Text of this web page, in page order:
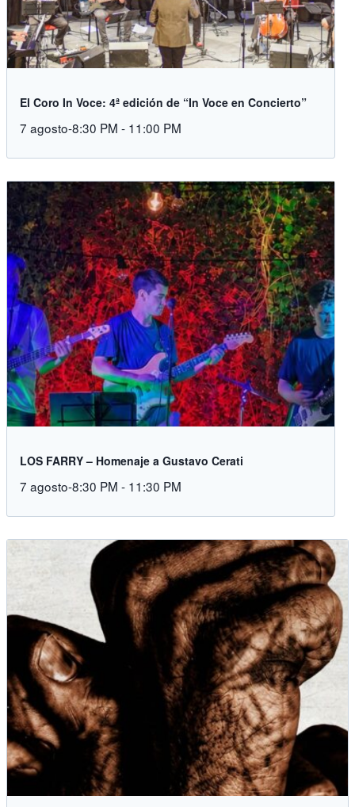
El Coro In Voce: 4ª edición de “In Voce en Concierto”
7 agosto-8:30 PM - 11:00 PM
LOS FARRY – Homenaje a Gustavo Cerati
7 agosto-8:30 PM - 11:30 PM